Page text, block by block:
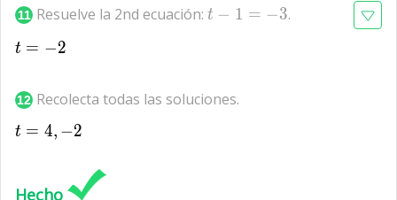
11 Resuelve la 2nd ecuación: t-
t − 1 = −3.
t=-2
t = −2
12 Recolecta todas las soluciones.
t=4,-2
t = 4, −2
Hecho